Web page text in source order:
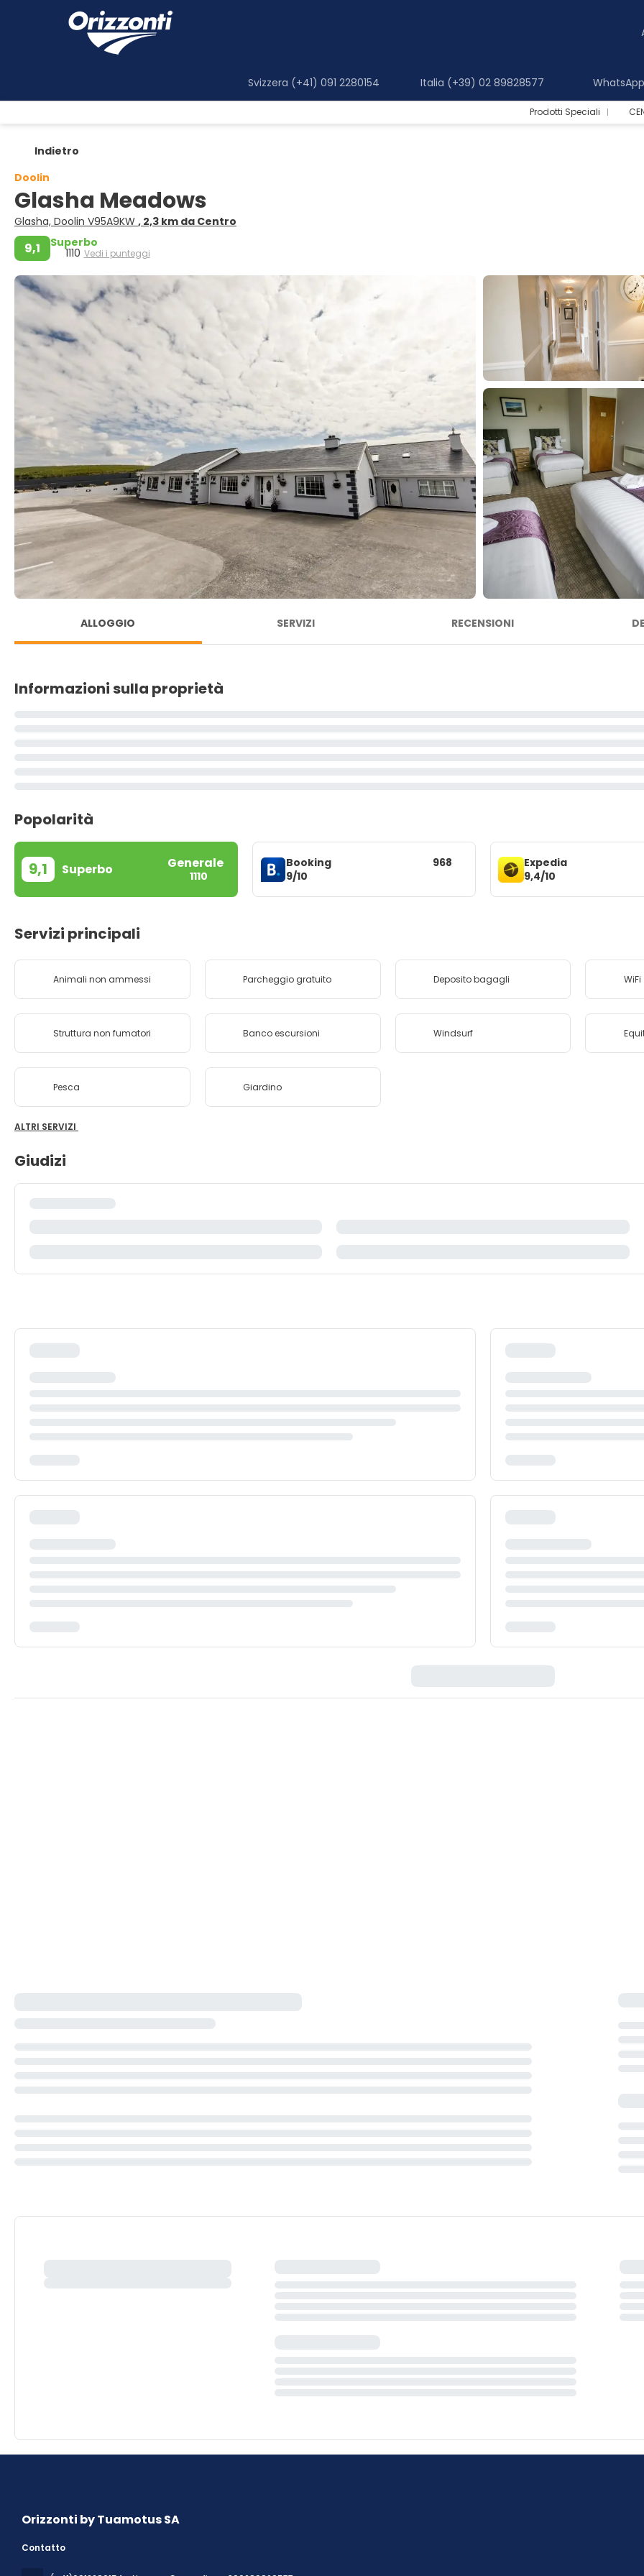
Svizzera (+41) 091 2280154 Italia (+39) 02 89828577
Prodotti Speciali
Indietro
Doolin
Glasha Meadows
Glasha, Doolin V95A9KW , 2,3 km da Centro
9,1 Superbo
1110 Vedi i punteggi
ALLOGGIO SERVIZI RECENSIONI
Informazioni sulla proprietà
Popolarità
9,1 Superbo Generale
1110
Booking
9/10
968
Expedia
9,4/10
Servizi principali
Animali non ammessi Parcheggio gratuito Deposito bagagli WiFi
Struttura non fumatori Banco escursioni Windsurf
Pesca Giardino
ALTRI SERVIZI
Giudizi
Orizzonti by Tuamotus SA
Contatto